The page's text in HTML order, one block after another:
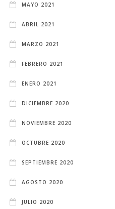
MAYO 2021
ABRIL 2021
MARZO 2021
FEBRERO 2021
ENERO 2021
DICIEMBRE 2020
NOVIEMBRE 2020
OCTUBRE 2020
SEPTIEMBRE 2020
AGOSTO 2020
JULIO 2020